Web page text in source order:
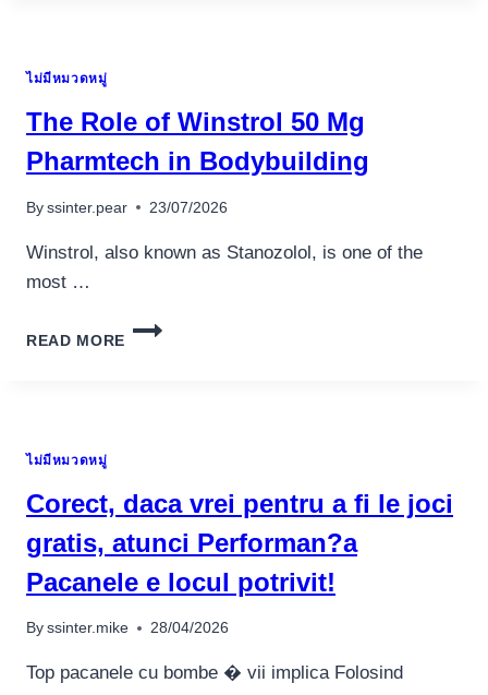
2026
JUCAȚI
ȘI
ไม่มีหมวดหมู่
The Role of Winstrol 50 Mg
Pharmtech in Bodybuilding
By ssinter.pear 23/07/2026
Winstrol, also known as Stanozolol, is one of the
most …
READ MORE
THE
BODYBUILDING
ไม่มีหมวดหมู่
Corect, daca vrei pentru a fi le joci
gratis, atunci Performan?a
Pacanele e locul potrivit!
By ssinter.mike 28/04/2026
Top pacanele cu bombe � vii implica Folosind